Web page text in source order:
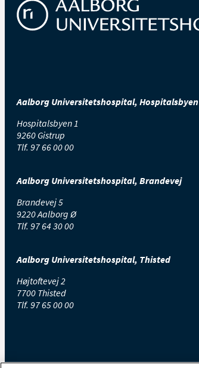
Aalborg Universitetshospital, Hospitalsbyen
Hospitalsbyen 1
9260 Gistrup
Tlf. 97 66 00 00
Aalborg Universitetshospital, Brandevej
Brandevej 5
9220 Aalborg Ø
Tlf. 97 64 30 00
Aalborg Universitetshospital, Thisted
Højtoftevej 2
7700 Thisted
Tlf. 97 65 00 00